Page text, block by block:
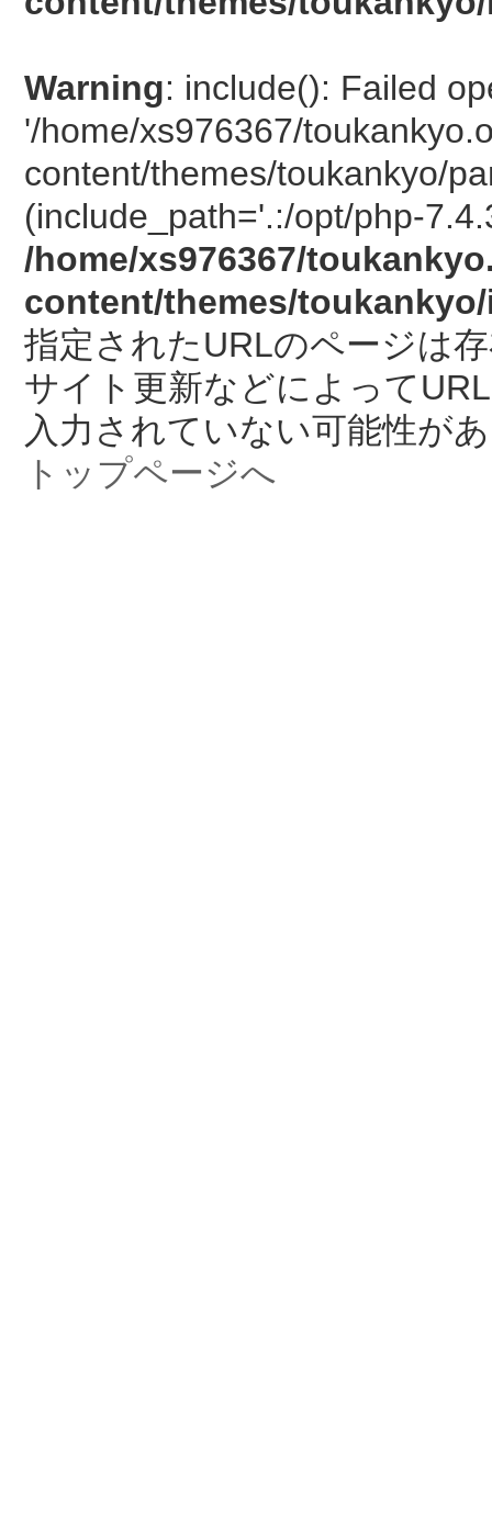
Warning: include(): Failed
'/home/xs976367/
content/themes/toukankyo/
(include_path='.:/opt/php-
/home/xs976367/
content/themes/
指定されたURLのページは
サイト更新などによって
入力されていない可能性が
トップページへ